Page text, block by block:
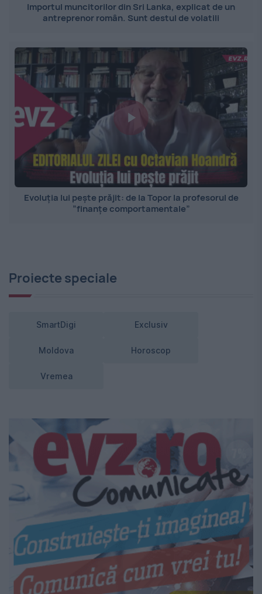
Importul muncitorilor din Sri Lanka, explicat de un
antreprenor român. Sunt destul de volatili
Evoluția lui pește prăjit: de la Topor la profesorul de
”finanțe comportamentale”
Proiecte speciale
SmartDigi Exclusiv
Moldova Horoscop
Vremea